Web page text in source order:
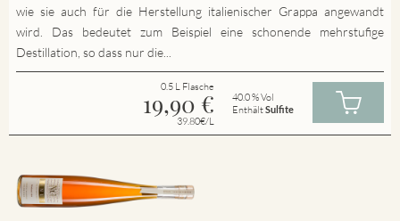
wie sie auch für die Herstellung italienischer Grappa angewandt
wird. Das bedeutet zum Beispiel eine schonende mehrstufige
Destillation, so dass nur die...
0.5 L Flasche
19,90 €
39.80€/L
40.0 % Vol
EnthältSulfite